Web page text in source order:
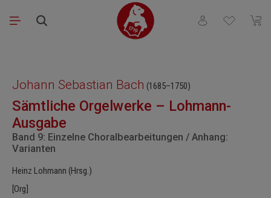
Zum Hauptinhalt springen
Du hast 0
Johann Sebastian Bach (1685–1750)
Sämtliche Orgelwerke – Lohmann-
Ausgabe
Band 9: Einzelne Choralbearbeitungen / Anhang:
Varianten
Heinz Lohmann (Hrsg.)
[Org]